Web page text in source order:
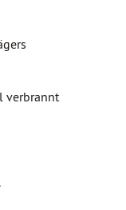
verbrannt